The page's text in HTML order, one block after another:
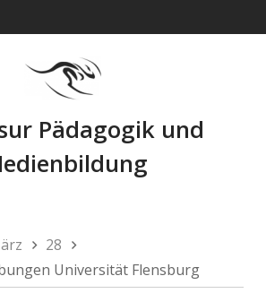
Pädagogik und
28
Universität Flensburg